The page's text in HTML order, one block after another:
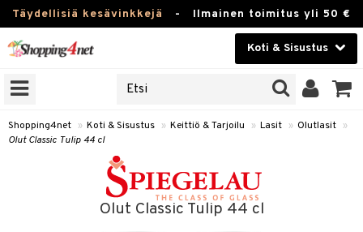
Täydellisiä kesävinkkejä - Ilmainen toimitus yli 50 €
Koti & Sisustus
Kauneudenhoito
Piilolinssit
Luontaistuotteet
Shopping4net » Koti & Sisustus » Keittiö & Tarjoilu » Lasit » Olutlasit »
Olut Classic Tulip 44 cl
Olut Classic Tulip 44 cl